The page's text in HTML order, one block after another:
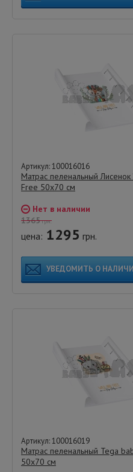
Артикул: 100016016
Матрас пеленальный
Free 50х70 см
Нет в наличии
1365грн.
цена: 1295 грн.
УВЕДОМИТЬ О
Артикул: 100016019
Матраc пеленальный Tega
50х70 см